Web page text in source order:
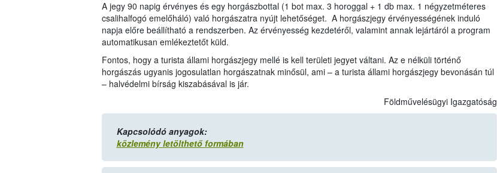
A jegy 90 napig érvényes és egy horgászbottal (1 bot max. 3 horoggal + 1 db max. 1 négyzetméteres
csalihalfogó emelőháló) való horgászatra nyújt lehetőséget. A horgászjegy érvényességének induló
napja előre beállítható a rendszerben. Az érvényesség kezdetéről, valamint annak lejártáról a program
automatikusan emlékeztetőt küld.
Fontos, hogy a turista állami horgászjegy mellé is kell területi jegyet váltani. Az e nélküli történő
horgászás ugyanis jogosulatlan horgászatnak minősül, ami – a turista állami horgászjegy bevonásán túl
– halvédelmi bírság kiszabásával is jár.
Földművelésügyi Igazgatóság
Kapcsolódó anyagok:
közlemény letölthető formában